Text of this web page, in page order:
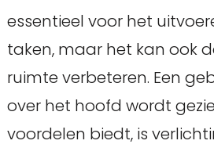
essentieel voor het
taken, maar het kan ook
ruimte verbeteren. Een
over het hoofd wordt
voordelen biedt, is